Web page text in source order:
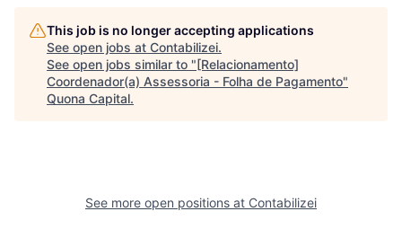
This job is no longer accepting applications
See open jobs at Contabilizei.
See open jobs similar to "[Relacionamento]
Coordenador(a) Assessoria - Folha de Pagamento"
Quona Capital.
See more open positions at Contabilizei